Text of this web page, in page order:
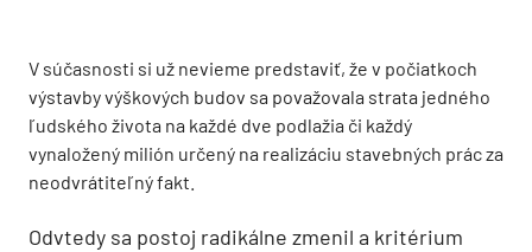
V súčasnosti si už nevieme predstaviť, že v počiatkoch
výstavby výškových budov sa považovala strata jedného
ľudského života na každé dve podlažia či každý
vynaložený milión určený na realizáciu stavebných prác za
neodvrátiteľný fakt.
Odvtedy sa postoj radikálne zmenil a kritérium